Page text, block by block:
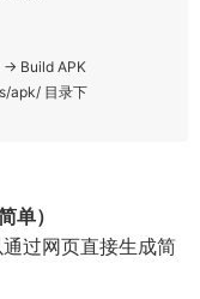
→ Build APK
apk/ 目录下
单）
过网页直接生成简